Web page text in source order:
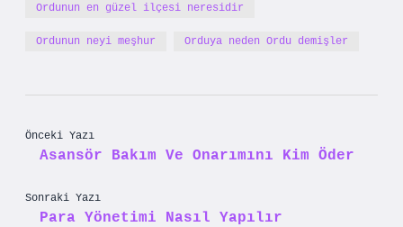
Ordunun en güzel ilçesi neresidir
Ordunun neyi meşhur Orduya neden Ordu demişler
Önceki Yazı
Asansör Bakım Ve Onarımını Kim Öder
Sonraki Yazı
Para Yönetimi Nasıl Yapılır